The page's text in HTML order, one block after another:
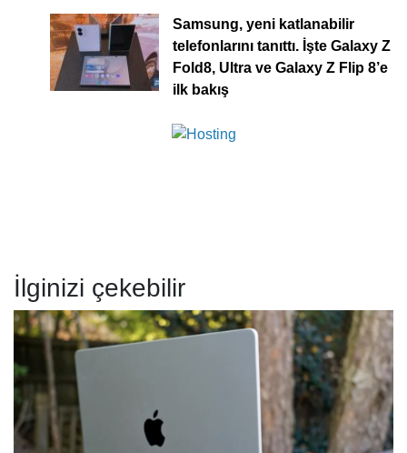
Samsung, yeni katlanabilir
telefonlarını tanıttı. İşte Galaxy Z
Fold8, Ultra ve Galaxy Z Flip 8’e
ilk bakış
İlginizi çekebilir